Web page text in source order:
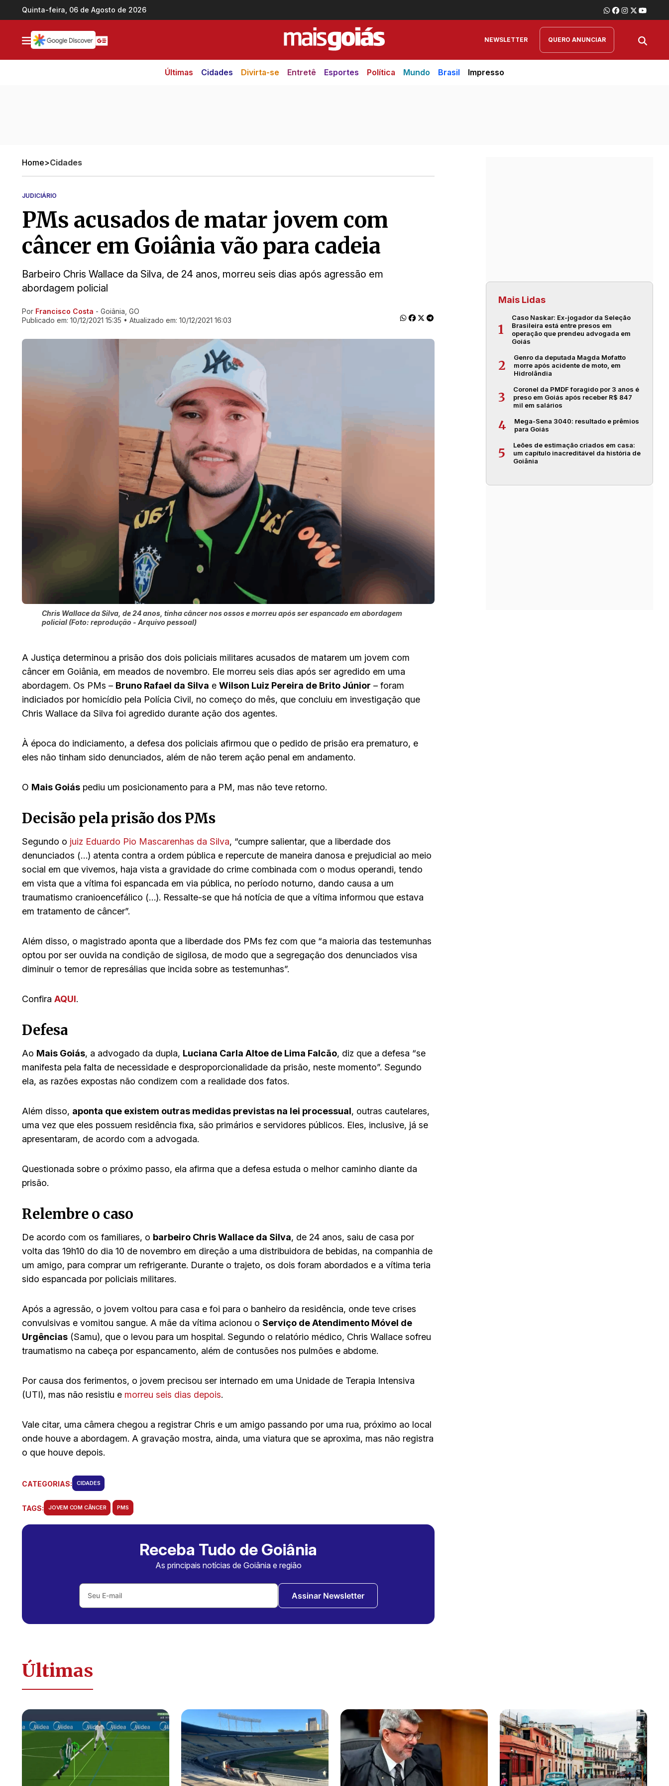
Ir direto pro conteúdo
Quinta-feira, 06 de Agosto de 2026
NEWSLETTER QUERO ANUNCIAR
Últimas Cidades Divirta-se Entretê Esportes Política Mundo Brasil Impresso
Home>Cidades
JUDICIÁRIO
PMs acusados de matar jovem com
câncer em Goiânia vão para cadeia
Barbeiro Chris Wallace da Silva, de 24 anos, morreu seis dias após agressão em
abordagem policial
Ir direto pra matéria
Por Francisco Costa - Goiânia, GO
Publicado em: 10/12/2021 15:35 • Atualizado em: 10/12/2021 16:03
Chris Wallace da Silva, de 24 anos, tinha câncer nos ossos e morreu após ser espancado em abordagem
policial (Foto: reprodução - Arquivo pessoal)
A Justiça determinou a prisão dos dois policiais militares acusados de matarem um jovem com
câncer em Goiânia, em meados de novembro. Ele morreu seis dias após ser agredido em uma
abordagem. Os PMs – Bruno Rafael da Silva e Wilson Luiz Pereira de Brito Júnior – foram
indiciados por homicídio pela Polícia Civil, no começo do mês, que concluiu em investigação que
Chris Wallace da Silva foi agredido durante ação dos agentes.
À época do indiciamento, a defesa dos policiais afirmou que o pedido de prisão era prematuro, e
eles não tinham sido denunciados, além de não terem ação penal em andamento.
O Mais Goiás pediu um posicionamento para a PM, mas não teve retorno.
Decisão pela prisão dos PMs
Segundo o juiz Eduardo Pio Mascarenhas da Silva, “cumpre salientar, que a liberdade dos
denunciados (…) atenta contra a ordem pública e repercute de maneira danosa e prejudicial ao meio
social em que vivemos, haja vista a gravidade do crime combinada com o modus operandi, tendo
em vista que a vítima foi espancada em via pública, no período noturno, dando causa a um
traumatismo cranioencefálico (…). Ressalte-se que há notícia de que a vítima informou que estava
em tratamento de câncer”.
Além disso, o magistrado aponta que a liberdade dos PMs fez com que “a maioria das testemunhas
optou por ser ouvida na condição de sigilosa, de modo que a segregação dos denunciados visa
diminuir o temor de represálias que incida sobre as testemunhas”.
Confira AQUI.
Defesa
Ao Mais Goiás, a advogado da dupla, Luciana Carla Altoe de Lima Falcão, diz que a defesa “se
manifesta pela falta de necessidade e desproporcionalidade da prisão, neste momento”. Segundo
ela, as razões expostas não condizem com a realidade dos fatos.
Além disso, aponta que existem outras medidas previstas na lei processual, outras cautelares,
uma vez que eles possuem residência fixa, são primários e servidores públicos. Eles, inclusive, já se
apresentaram, de acordo com a advogada.
Questionada sobre o próximo passo, ela afirma que a defesa estuda o melhor caminho diante da
prisão.
Relembre o caso
De acordo com os familiares, o barbeiro Chris Wallace da Silva, de 24 anos, saiu de casa por
volta das 19h10 do dia 10 de novembro em direção a uma distribuidora de bebidas, na companhia de
um amigo, para comprar um refrigerante. Durante o trajeto, os dois foram abordados e a vítima teria
sido espancada por policiais militares.
Após a agressão, o jovem voltou para casa e foi para o banheiro da residência, onde teve crises
convulsivas e vomitou sangue. A mãe da vítima acionou o Serviço de Atendimento Móvel de
Urgências (Samu), que o levou para um hospital. Segundo o relatório médico, Chris Wallace sofreu
traumatismo na cabeça por espancamento, além de contusões nos pulmões e abdome.
Por causa dos ferimentos, o jovem precisou ser internado em uma Unidade de Terapia Intensiva
(UTI), mas não resistiu e morreu seis dias depois.
Vale citar, uma câmera chegou a registrar Chris e um amigo passando por uma rua, próximo ao local
onde houve a abordagem. A gravação mostra, ainda, uma viatura que se aproxima, mas não registra
o que houve depois.
CATEGORIAS: CIDADES
TAGS: JOVEM COM CÂNCER PMS
Receba Tudo de Goiânia
As principais notícias de Goiânia e região
Assinar Newsletter
Mais Lidas
1
Caso Naskar: Ex-jogador da Seleção
Brasileira está entre presos em
operação que prendeu advogada em
Goiás
2
Genro da deputada Magda Mofatto
morre após acidente de moto, em
Hidrolândia
3
Coronel da PMDF foragido por 3 anos é
preso em Goiás após receber R$ 847
mil em salários
4
Mega-Sena 3040: resultado e prêmios
para Goiás
5
Leões de estimação criados em casa:
um capítulo inacreditável da história de
Goiânia
Últimas